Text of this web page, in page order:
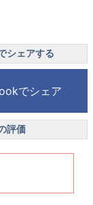
シェアする
評価